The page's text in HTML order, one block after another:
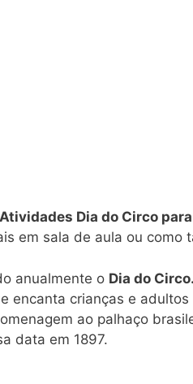
Atividades Dia do Circo
em sala de aula ou como
anualmente o Dia do Circo.
encanta crianças e
ao palhaço
data em 1897.